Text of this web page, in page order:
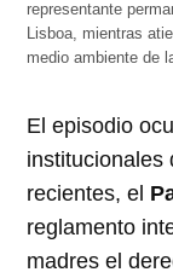
representante
Lisboa, mientras
medio ambiente de
El episodio
institucionales
recientes, el
reglamento
madres el